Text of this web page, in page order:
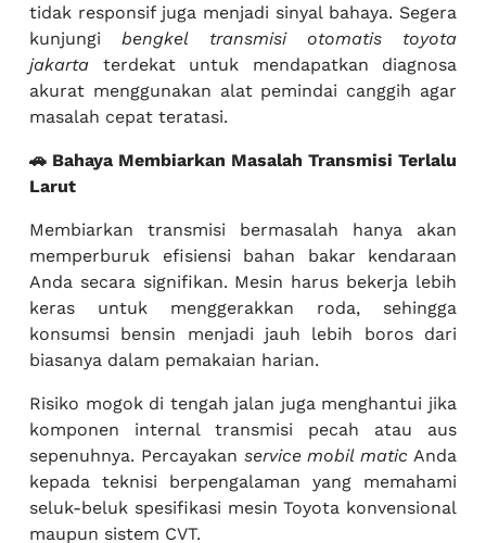
tidak responsif juga menjadi sinyal bahaya. Segera
kunjungibengkel transmisi otomatis toyota
jakarta terdekat untuk mendapatkan diagnosa
akurat menggunakan alat pemindai canggih agar
masalah cepat teratasi.
🚗 Bahaya Membiarkan Masalah Transmisi Terlalu
Larut
Membiarkan transmisi bermasalah hanya akan
memperburuk efisiensi bahan bakar kendaraan
Anda secara signifikan. Mesin harus bekerja lebih
keras untuk menggerakkan roda, sehingga
konsumsi bensin menjadi jauh lebih boros dari
biasanya dalam pemakaian harian.
Risiko mogok di tengah jalan juga menghantui jika
komponen internal transmisi pecah atau aus
sepenuhnya. Percayakan service mobil matic Anda
kepada teknisi berpengalaman yang memahami
seluk-beluk spesifikasi mesin Toyota konvensional
maupun sistem CVT.